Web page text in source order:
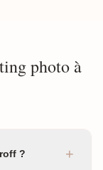
photo à
? +